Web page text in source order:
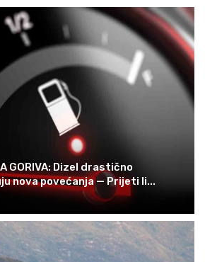
GORIVA: Dizel drastično
nova povećanja — Prijeti li...